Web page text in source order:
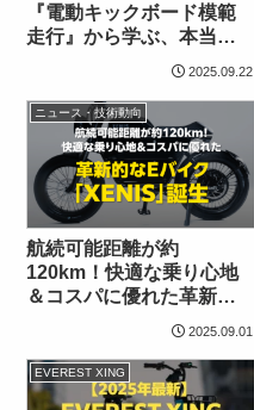
『電動キックボード模範
走行』から学ぶ、本当に
安全な乗り方とは？
2025.09.22
ニュース・技術動向
航続可能距離が約
120km！快適な乗り心地
＆コスパに優れた革新的
なEバイク「XENIS」誕生
2025.09.01
EVEREST XING